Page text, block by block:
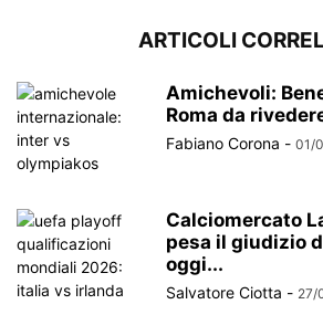
ARTICOLI
Amichevoli:
Roma da
Fabiano Corona - 01/
Calciomercato
pesa il giudizio
oggi...
Salvatore Ciotta - 27/